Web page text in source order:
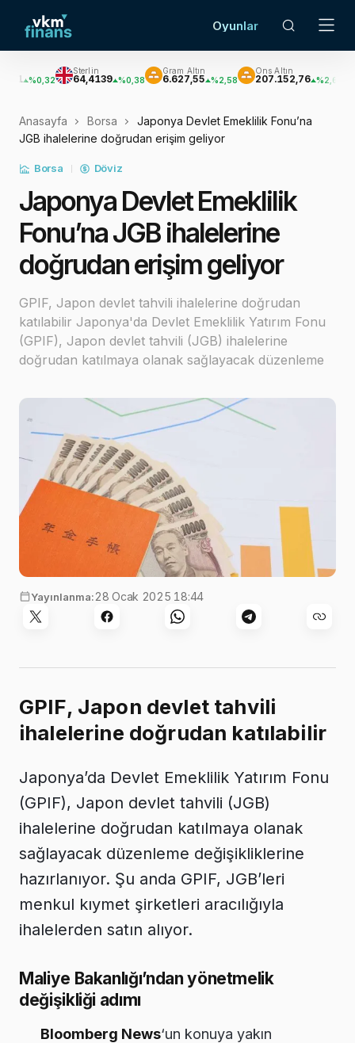
Oyunlar
Sterlin
64,4139 %0,38
Gram Altın
6.627,55 %2,58
Ons Altın
207.152,76 %2,62
Anasayfa Borsa
Japonya Devlet Emeklilik Fonu’na
JGB ihalelerine doğrudan erişim geliyor
Borsa Döviz
Japonya Devlet Emeklilik
Fonu’na JGB ihalelerine
doğrudan erişim geliyor
GPIF, Japon devlet tahvili ihalelerine doğrudan
katılabilir Japonya'da Devlet Emeklilik Yatırım Fonu
(GPIF), Japon devlet tahvili (JGB) ihalelerine
doğrudan katılmaya olanak sağlayacak düzenleme
Yayınlanma:28 Ocak 2025 18:44
GPIF, Japon devlet tahvili
ihalelerine doğrudan katılabilir
Japonya’da Devlet Emeklilik Yatırım Fonu
(GPIF), Japon devlet tahvili (JGB)
ihalelerine doğrudan katılmaya olanak
sağlayacak düzenleme değişikliklerine
hazırlanıyor. Şu anda GPIF, JGB’leri
menkul kıymet şirketleri aracılığıyla
ihalelerden satın alıyor.
Maliye Bakanlığı’ndan yönetmelik
değişikliği adımı
Bloomberg News‘un konuya yakın